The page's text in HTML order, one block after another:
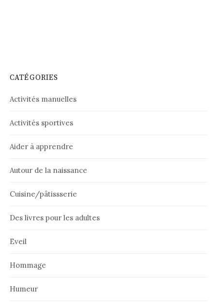
CATÉGORIES
Activités manuelles
Activités sportives
Aider à apprendre
Autour de la naissance
Cuisine/pâtissserie
Des livres pour les adultes
Eveil
Hommage
Humeur